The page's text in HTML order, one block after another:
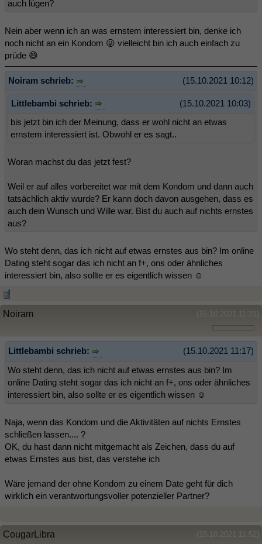
auch lügen?
Nein aber wenn ich an was ernstem interessiert bin, denke ich
noch nicht an ein Kondom 😜 vielleicht bin ich auch einfach zu
prüde 😅
(15.10.2021 10:12)
Noiram schrieb:
(15.10.2021 10:03)
Littlebambi schrieb:
bis jetzt bin ich der Meinung, dass er wohl nicht an etwas
ernstem interessiert ist. Obwohl er es sagt..
Woran machst du das jetzt fest?
Weil er auf alles vorbereitet war mit dem Kondom und dann auch
tatsächlich aktiv wurde? Er kann doch davon ausgehen, dass es
auch dein Wunsch und Wille war. Bist du auch auf nichts ernstes
aus?
Wo steht denn, das ich nicht auf etwas ernstes aus bin? Im online
Dating steht sogar das ich nicht an f+, ons oder ähnliches
interessiert bin, also sollte er es eigentlich wissen ☺️
(15.10.2021 11:21)
Noiram
(15.10.2021 11:17)
Littlebambi schrieb:
Wo steht denn, das ich nicht auf etwas ernstes aus bin? Im
online Dating steht sogar das ich nicht an f+, ons oder ähnliches
interessiert bin, also sollte er es eigentlich wissen ☺️
Naja, wenn das Kondom und die Aktivitäten auf nichts Ernstes
schließen lassen.... ?
OK, du hast dann nicht mitgemacht als Zeichen, dass du auf
etwas Ernstes aus bist, das verstehe ich
Wäre jemand der ohne Kondom zu einem Date geht für dich
wirklich ein verantwortungsvoller potenzieller Partner?
(15.10.2021 11:52)
CougarLibra